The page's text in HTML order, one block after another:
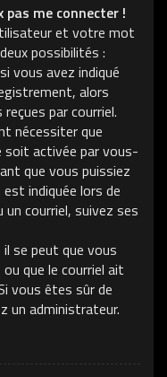
pas me connecter !
et votre mot
possibilités :
vous avez indiqué
alors
par courriel.
nécessiter que
activée par vous-
que vous puissiez
indiquée lors de
un courriel, suivez ses
il se peut que vous
que le courriel ait
vous êtes sûr de
un administrateur.